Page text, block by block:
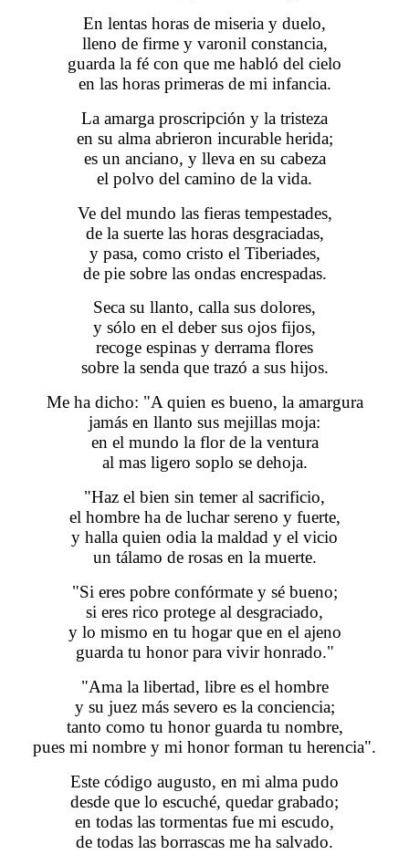
En lentas horas de miseria y duelo,
lleno de firme y varonil constancia,
guarda la fé con que me habló del cielo
en las horas primeras de mi infancia.
La amarga proscripción y la tristeza
en su alma abrieron incurable herida;
es un anciano, y lleva en su cabeza
el polvo del camino de la vida.
Ve del mundo las fieras tempestades,
de la suerte las horas desgraciadas,
y pasa, como cristo el Tiberiades,
de pie sobre las ondas encrespadas.
Seca su llanto, calla sus dolores,
y sólo en el deber sus ojos fijos,
recoge espinas y derrama flores
sobre la senda que trazó a sus hijos.
Me ha dicho: "A quien es bueno, la amargura
jamás en llanto sus mejillas moja:
en el mundo la flor de la ventura
al mas ligero soplo se dehoja.
"Haz el bien sin temer al sacrificio,
el hombre ha de luchar sereno y fuerte,
y halla quien odia la maldad y el vicio
un tálamo de rosas en la muerte.
"Si eres pobre confórmate y sé bueno;
si eres rico protege al desgraciado,
y lo mismo en tu hogar que en el ajeno
guarda tu honor para vivir honrado."
"Ama la libertad, libre es el hombre
y su juez más severo es la conciencia;
tanto como tu honor guarda tu nombre,
pues mi nombre y mi honor forman tu herencia".
Este código augusto, en mi alma pudo
desde que lo escuché, quedar grabado;
en todas las tormentas fue mi escudo,
de todas las borrascas me ha salvado.